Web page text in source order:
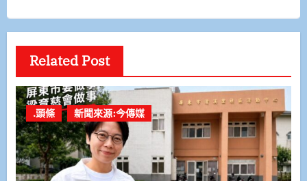
Related Post
.頭條 新聞來源:今傳媒